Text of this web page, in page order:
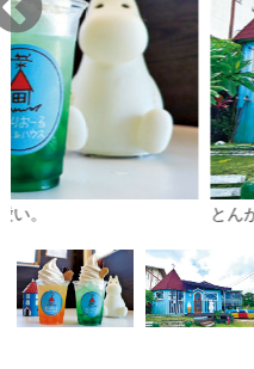
とんがり屋根が目印